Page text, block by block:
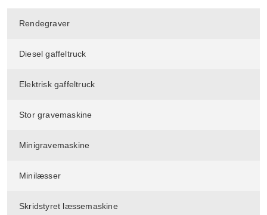
Rendegraver
Diesel gaffeltruck
Elektrisk gaffeltruck
Stor gravemaskine
Minigravemaskine
Minilæsser
Skridstyret læssemaskine